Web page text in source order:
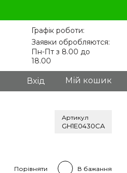
Графік роботи:
Заявки обробляются:
Пн-Пт з 8.00 до
18.00
Вхід Мій кошик
Артикул
GH1E0430CA
Порівняти В бажання